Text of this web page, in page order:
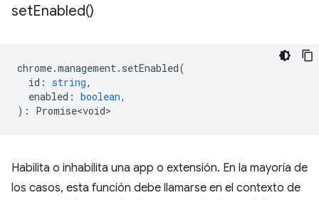
setEnabled()
chrome.management. setEnabled(
id : string,
enabled : boolean,
) : Promise<void>
Habilita o inhabilita una app o extensión. En la mayoría de
los casos, esta función debe llamarse en el contexto de